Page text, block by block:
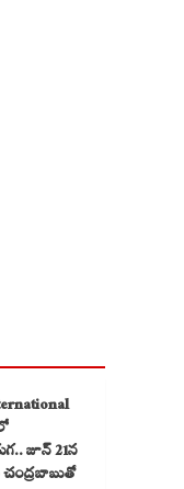
జూన్ 21న